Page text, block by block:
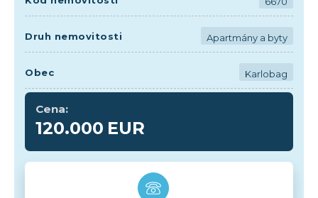
Druh nemovitosti Apartmány a byty
Obec Karlobag
Cena:
120.000 EUR